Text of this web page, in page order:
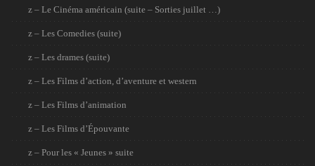
z – Le Cinéma américain (suite – Sorties juillet …)
z – Les Comedies (suite)
z – Les drames (suite)
z – Les Films d’action, d’aventure et western
z – Les Films d’animation
z – Les Films d’Épouvante
z – Pour les « Jeunes » suite